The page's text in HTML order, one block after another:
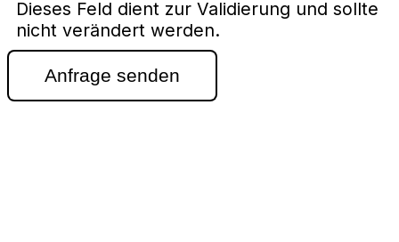
Dieses Feld dient zur Validierung und sollte
nicht verändert werden.